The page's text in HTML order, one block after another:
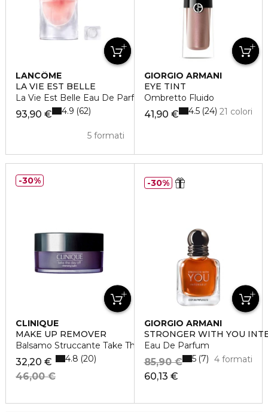
LANCÔME
LA VIE EST BELLE
La Vie Est Belle Eau De Parfum
93,90 €
5 formati
4.9 62
GIORGIO ARMANI
EYE TINT
Ombretto Fluido
41,90 € 21 colori
4.5 24
CLINIQUE
MAKE UP REMOVER
Balsamo Struccante Take The Day Off
32,20 €
46,00 €
4.8 20
30%
GIORGIO ARMANI
STRONGER WITH YOU
Eau De Parfum
60,13 €
85,90 € 4 formati
5 7
30%